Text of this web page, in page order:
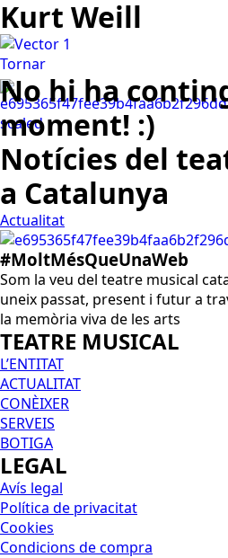
Kurt Weill
Tornar
No hi ha
moment! :)
Notícies del
a Catalunya
Actualitat
#MoltMésQueUnaWeb
Som la veu del teatre musical
uneix passat, present i futur a
la memòria viva de les arts
TEATRE MUSICAL
L’ENTITAT
ACTUALITAT
CONÈIXER
SERVEIS
BOTIGA
LEGAL
Avís legal
Política de privacitat
Cookies
Condicions de compra